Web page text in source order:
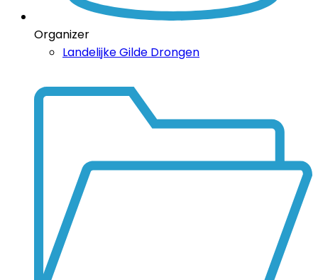
Organizer
Landelijke Gilde Drongen